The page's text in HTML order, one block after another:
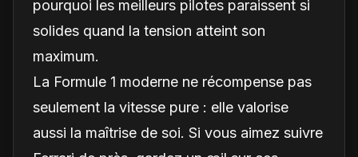
pourquoi les meilleurs pilotes paraissent si
solides quand la tension atteint son
maximum.
La Formule 1 moderne ne récompense pas
seulement la vitesse pure : elle valorise
aussi la maîtrise de soi. Si vous aimez suivre